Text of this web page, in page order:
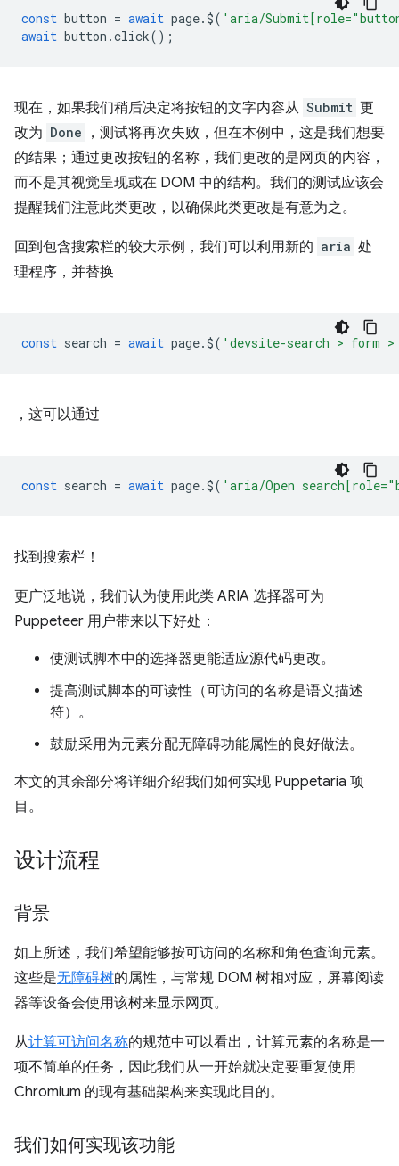
const button = await page.$( 'aria/
await button .click();
现在，如果我们稍后决定将按钮的文字内容从 Submit 更
改为 Done
，测试将再次失败，但在本例中，这是我们想要
的结果；通过更改按钮的名称，我们更改的是网页的内容，
而不是其视觉呈现或在 DOM 中的结构。我们的测试应该会
提醒我们注意此类更改，以确保此类更改是有意为之。
回到包含搜索栏的较大示例，我们可以利用新的 aria 处
理程序，并替换
const search = await page.$( 'devsite-search > form
，这可以通过
const search = await page.$( 'aria/Open
找到搜索栏！
更广泛地说，我们认为使用此类 ARIA 选择器可为
Puppeteer 用户带来以下好处：
使测试脚本中的选择器更能适应源代码更改。
提高测试脚本的可读性（可访问的名称是语义描述
符）。
鼓励采用为元素分配无障碍功能属性的良好做法。
本文的其余部分将详细介绍我们如何实现 Puppetaria 项
目。
设计流程
背景
如上所述，我们希望能够按可访问的名称和角色查询元素。
这些是无障碍树的属性，与常规 DOM 树相对应，屏幕阅读
器等设备会使用该树来显示网页。
从计算可访问名称的规范中可以看出，计算元素的名称是一
项不简单的任务，因此我们从一开始就决定要重复使用
Chromium 的现有基础架构来实现此目的。
我们如何实现该功能